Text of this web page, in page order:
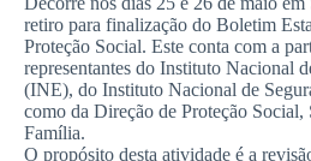
retiro para finalização do Boletim
Proteção Social. Este conta com a
representantes do Instituto Nacional
(INE), do Instituto Nacional de
como da Direção de Proteção Social,
Família.
O propósito desta atividade é a